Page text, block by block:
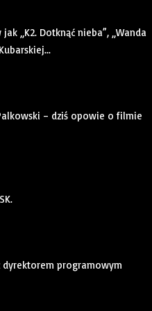
„K2. Dotknąć nieba”, „Wanda
– dziś opowie o filmie
programowym